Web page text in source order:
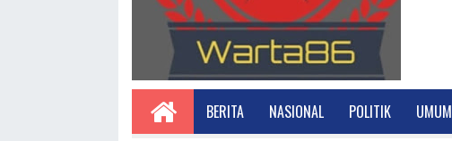
BERITA NASIONAL POLITIK UMUM